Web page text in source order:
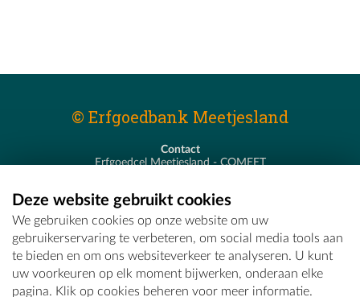
© Erfgoedbank Meetjesland
Contact
Erfgoedcel Meetjesland - COMEET
T - 09 373 75 96
E -erfgoedcel@comeet.be
Deze website gebruikt cookies
We gebruiken cookies op onze website om uw
gebruikerservaring te verbeteren, om social media tools aan
te bieden en om ons websiteverkeer te analyseren. U kunt
uw voorkeuren op elk moment bijwerken, onderaan elke
pagina. Klik op cookies beheren voor meer informatie.